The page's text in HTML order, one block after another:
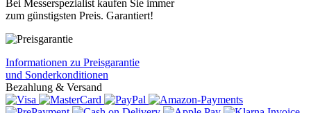
Bei Messerspezialist kaufen Sie immer
zum günstigsten Preis. Garantiert!
Informationen zu Preisgarantie
und Sonderkonditionen
Bezahlung & Versand